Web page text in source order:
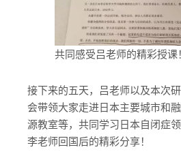
共同感受吕老师的精彩授课！
接下来的五天，吕老师以及本次
会带领大家走进日本主要城市和
源教室等，共同学习日本自闭症
李老师回国后的精彩分享！